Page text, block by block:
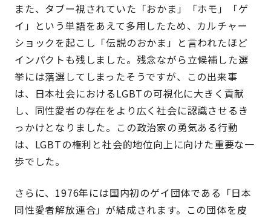
また、タブー視されていた「おかま」「ホモ」「ゲ
イ」という単語をあえて多用したため、カルチャー
ショックを起こし「伝説のおかま」と言われたほど
インパクトも残しました。残念ながら立候補した選
挙には落選してしまったそうですが、この出来事
は、日本社会におけるLGBTの可視化に大きく貢献
し、同性愛者の存在をより広く社会に認識させるき
っかけとなりました。この政治家の勇気ある行動
は、LGBTの権利と社会的地位向上に向けた重要な一
歩でした。
さらに、1976年には国内初のゲイ団体である「日本
同性愛者解放連合」が結成されます。この団体を皮